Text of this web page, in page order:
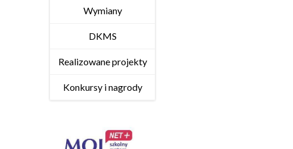
Wymiany
DKMS
Realizowane projekty
Konkursy i nagrody